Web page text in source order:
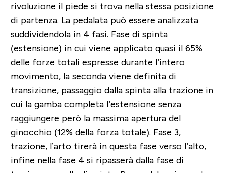
rivoluzione il piede si trova nella stessa posizione
di partenza. La pedalata può essere analizzata
suddividendola in 4 fasi. Fase di spinta
(estensione) in cui viene applicato quasi il 65%
delle forze totali espresse durante l’intero
movimento, la seconda viene definita di
transizione, passaggio dalla spinta alla trazione in
cui la gamba completa l’estensione senza
raggiungere però la massima apertura del
ginocchio (12% della forza totale). Fase 3,
trazione, l’arto tirerà in questa fase verso l’alto,
infine nella fase 4 si ripasserà dalla fase di